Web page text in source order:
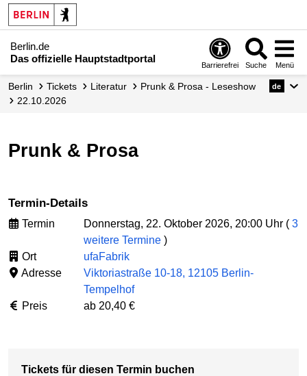
Berlin.de
Das offizielle Hauptstadtportal
Barrierefrei Suche Menü
Berlin Tickets Literatur
Prunk & Prosa - Leseshow
22.10.2026
de
Prunk & Prosa
Termin-Details
Termin Donnerstag, 22. Oktober 2026, 20:00 Uhr ( 3
weitere Termine )
Ort
ufaFabrik
Adresse
Viktoriastraße 10-18, 12105 Berlin-
Tempelhof
Preis
ab 20,40 €
Tickets für diesen Termin buchen